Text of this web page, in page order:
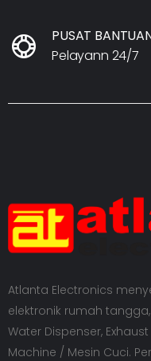
PUSAT
Pelayann 24/7
Atlanta Electronics
elektronik rumah tangga,
Water Dispenser,
Machine / Mesin Cuci.